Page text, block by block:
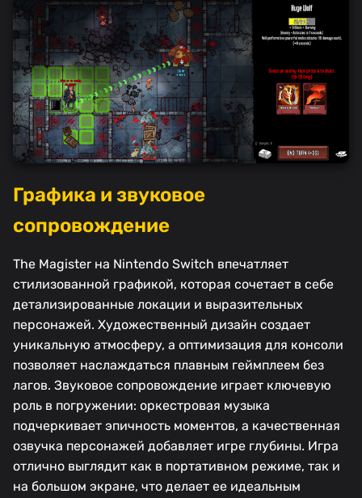
Графика и звуковое
сопровождение
The Magister на Nintendo Switch впечатляет
стилизованной графикой, которая сочетает в себе
детализированные локации и выразительных
персонажей. Художественный дизайн создает
уникальную атмосферу, а оптимизация для консоли
позволяет наслаждаться плавным геймплеем без
лагов. Звуковое сопровождение играет ключевую
роль в погружении: оркестровая музыка
подчеркивает эпичность моментов, а качественная
озвучка персонажей добавляет игре глубины. Игра
отлично выглядит как в портативном режиме, так и
на большом экране, что делает ее идеальным